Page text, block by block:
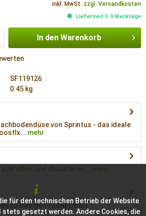
inkl. MwSt. zzgl. Versandkosten
Lieferzeit 1-3 Werktage
In den Warenkorb
SF119126
0.45 kg
von Sprintus - das ideale
mehr
und diskutieren...
mehr
zu diesem Produktmehr
für den technischen Betrieb der Website
gesetzt werden. Andere Cookies, die